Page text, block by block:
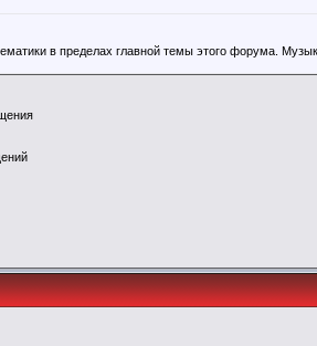
в пределах главной темы этого форума.